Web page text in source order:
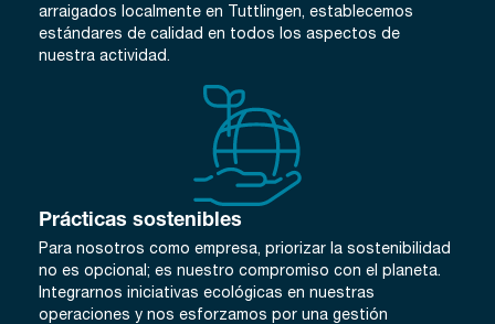
arraigados localmente en Tuttlingen, establecemos
estándares de calidad en todos los aspectos de
nuestra actividad.
Prácticas sostenibles
Para nosotros como empresa, priorizar la sostenibilidad
no es opcional; es nuestro compromiso con el planeta.
Integrarnos iniciativas ecológicas en nuestras
operaciones y nos esforzamos por una gestión